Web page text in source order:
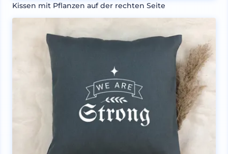
Kissen mit Pflanzen auf der rechten Seite